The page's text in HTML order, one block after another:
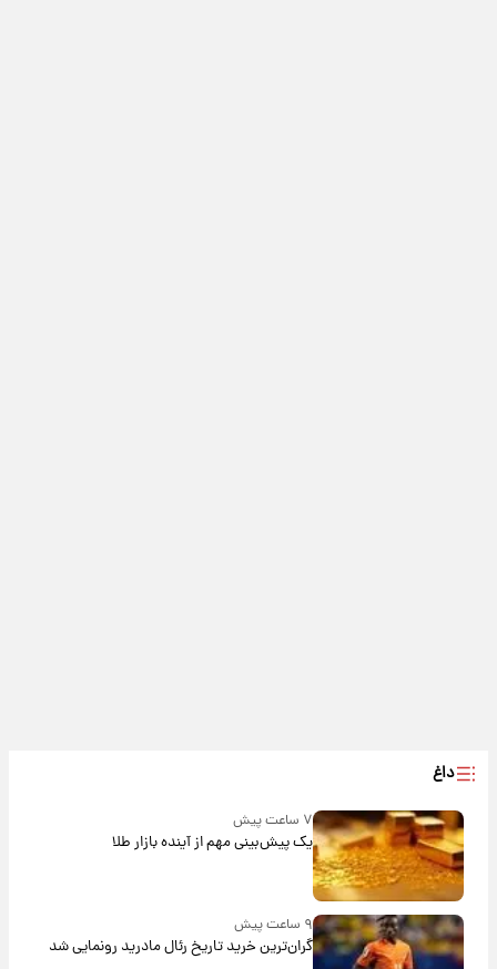
داغ
۷ ساعت پیش
یک پیش‌بینی مهم از آینده بازار طلا
۹ ساعت پیش
گران‌ترین خرید تاریخ رئال مادرید رونمایی شد